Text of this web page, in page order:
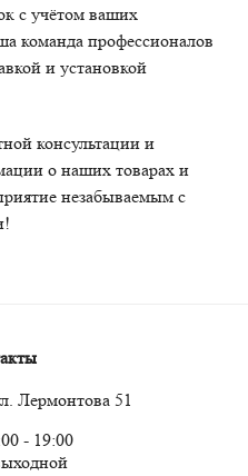
с учётом ваших
команда профессионалов
и установкой
консультации и
о наших товарах и
незабываемым с
Лермонтова 51
- 19:00